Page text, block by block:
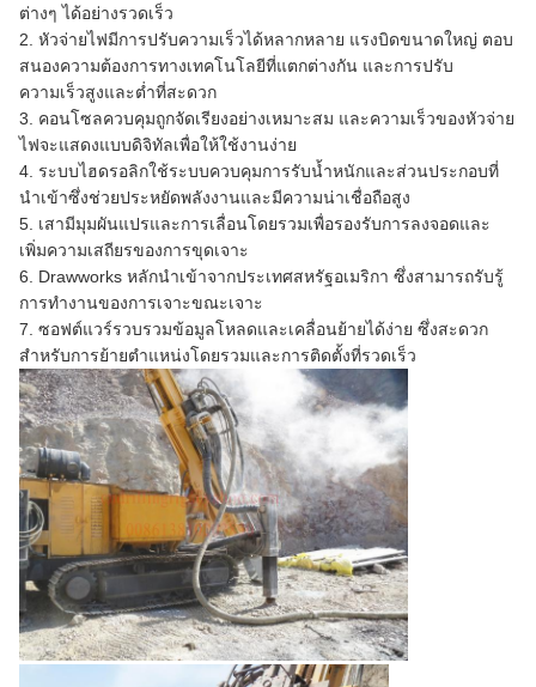
ต่างๆ ได้อย่างรวดเร็ว
2. หัวจ่ายไฟมีการปรับความเร็วได้หลากหลาย แรงบิดขนาดใหญ่ ตอบ
สนองความต้องการทางเทคโนโลยีที่แตกต่างกัน และการปรับ
ความเร็วสูงและต่ำที่สะดวก
3. คอนโซลควบคุมถูกจัดเรียงอย่างเหมาะสม และความเร็วของหัวจ่าย
ไฟจะแสดงแบบดิจิทัลเพื่อให้ใช้งานง่าย
4. ระบบไฮดรอลิกใช้ระบบควบคุมการรับน้ำหนักและส่วนประกอบที่
นำเข้าซึ่งช่วยประหยัดพลังงานและมีความน่าเชื่อถือสูง
5. เสามีมุมผันแปรและการเลื่อนโดยรวมเพื่อรองรับการลงจอดและ
เพิ่มความเสถียรของการขุดเจาะ
6. Drawworks หลักนำเข้าจากประเทศสหรัฐอเมริกา ซึ่งสามารถรับรู้
การทำงานของการเจาะขณะเจาะ
7. ซอฟต์แวร์รวบรวมข้อมูลโหลดและเคลื่อนย้ายได้ง่าย ซึ่งสะดวก
สำหรับการย้ายตำแหน่งโดยรวมและการติดตั้งที่รวดเร็ว